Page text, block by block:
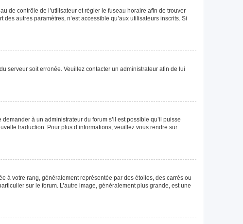
de contrôle de l’utilisateur et régler le fuseau horaire afin de trouver
autres paramètres, n’est accessible qu’aux utilisateurs inscrits. Si
serveur soit erronée. Veuillez contacter un administrateur afin de lui
à un administrateur du forum s’il est possible qu’il puisse
traduction. Pour plus d’informations, veuillez vous rendre sur
à votre rang, généralement représentée par des étoiles, des carrés ou
sur le forum. L’autre image, généralement plus grande, est une